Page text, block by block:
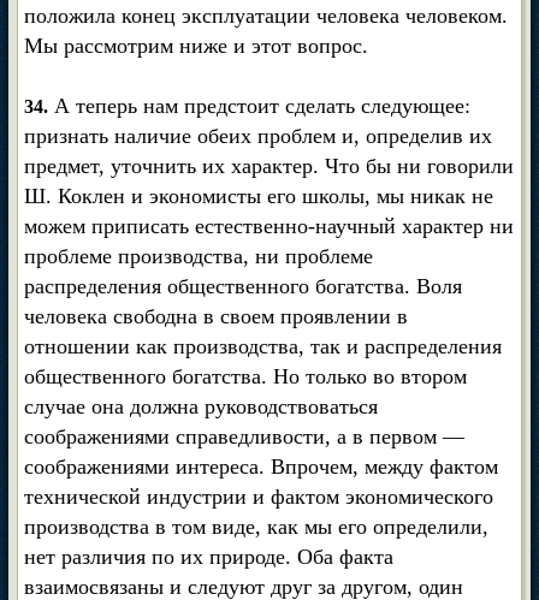
положила конец эксплуатации человека человеком.
Мы рассмотрим ниже и этот вопрос.
34. А теперь нам предстоит сделать следующее:
признать наличие обеих проблем и, определив их
предмет, уточнить их характер. Что бы ни говорили
Ш. Коклен и экономисты его школы, мы никак не
можем приписать естественно-научный характер ни
проблеме производства, ни проблеме
распределения общественного богатства. Воля
человека свободна в своем проявлении в
отношении как производства, так и распределения
общественного богатства. Но только во втором
случае она должна руководствоваться
соображениями справедливости, а в первом —
соображениями интереса. Впрочем, между фактом
технической индустрии и фактом экономического
производства в том виде, как мы его определили,
нет различия по их природе. Оба факта
взаимосвязаны и следуют друг за другом, один